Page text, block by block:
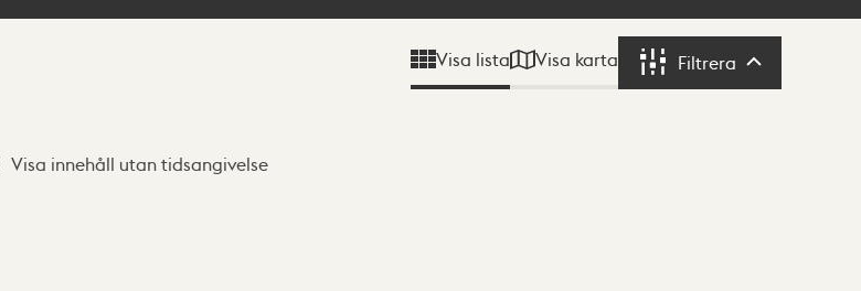
Visa lista Visa karta Filtrera Filtrera
Visa innehåll utan tidsangivelse